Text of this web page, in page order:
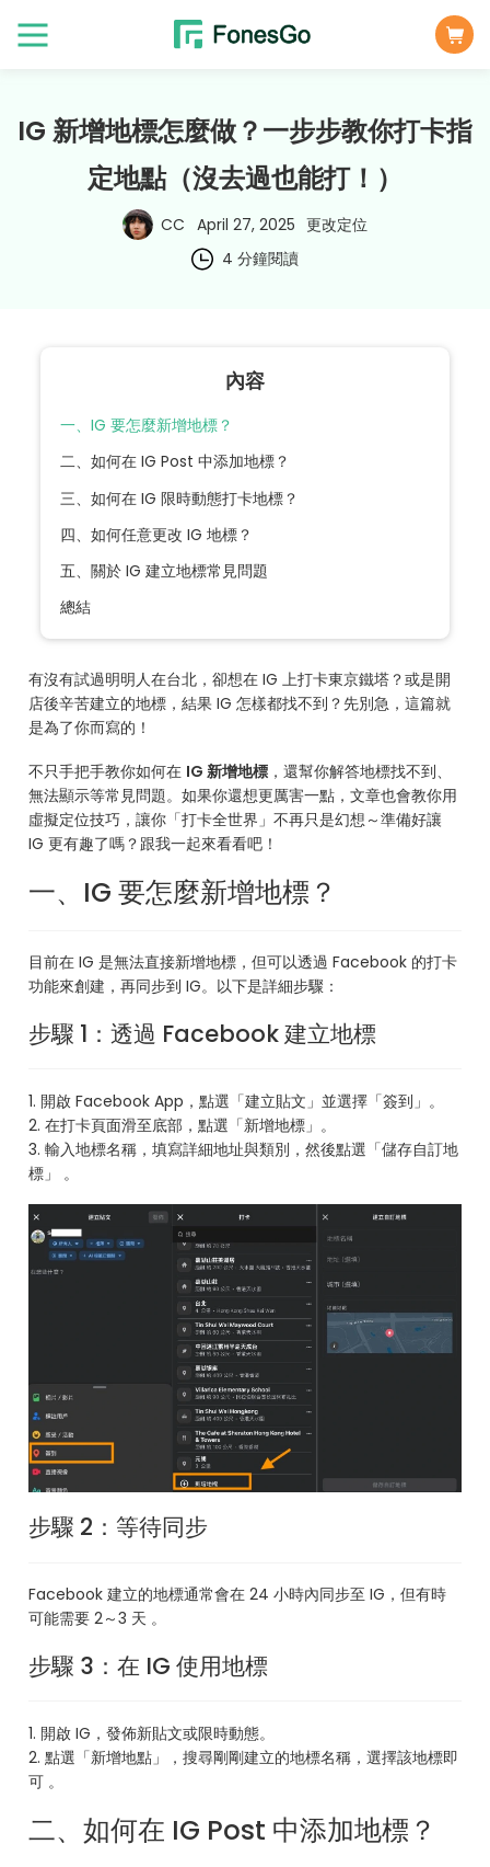
IG 新增地標怎麼做？一步步教你打卡指
定地點（沒去過也能打！）
CC April 27, 2025 更改定位
4 分鐘閱讀
內容
一、IG 要怎麼新增地標？
二、如何在 IG Post 中添加地標？
三、如何在 IG 限時動態打卡地標？
四、如何任意更改 IG 地標？
五、關於 IG 建立地標常見問題
總結
有沒有試過明明人在台北，卻想在 IG 上打卡東京鐵塔？或是開
店後辛苦建立的地標，結果 IG 怎樣都找不到？先別急，這篇就
是為了你而寫的！
不只手把手教你如何在 IG 新增地標 ，還幫你解答地標找不到、
無法顯示等常見問題。如果你還想更厲害一點，文章也會教你用
虛擬定位技巧，讓你「打卡全世界」不再只是幻想～準備好讓
IG 更有趣了嗎？跟我一起來看看吧！
一、IG 要怎麼新增地標？
目前在 IG 是無法直接新增地標，但可以透過 Facebook 的打卡
功能來創建，再同步到 IG。以下是詳細步驟：
步驟 1：透過 Facebook 建立地標
1. 開啟 Facebook App，點選「建立貼文」並選擇「簽到」。
2. 在打卡頁面滑至底部，點選「新增地標」。
3. 輸入地標名稱，填寫詳細地址與類別，然後點選「儲存自訂地
標」 。
步驟 2：等待同步
Facebook 建立的地標通常會在 24 小時內同步至 IG，但有時
可能需要 2～3 天 。
步驟 3：在 IG 使用地標
1. 開啟 IG，發佈新貼文或限時動態。
2. 點選「新增地點」，搜尋剛剛建立的地標名稱，選擇該地標即
可 。
二、如何在 IG Post 中添加地標？